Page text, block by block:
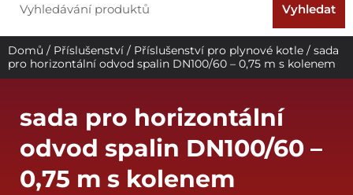
Vyhledat
Domů / Příslušenství / Příslušenství pro plynové kotle / sada
pro horizontální odvod spalin DN100/60 – 0,75 m s kolenem
sada pro horizontální
odvod spalin DN100/60 –
0,75 m s kolenem